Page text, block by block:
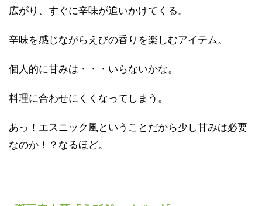
広がり、すぐに辛味が追いかけてくる。
辛味を感じながらえびの香りを楽しむアイテム。
個人的に甘みは・・・いらないかな。
料理に合わせにくくなってしまう。
あっ！エスニック風ということだから少し甘みは必要
なのか！？なるほど。